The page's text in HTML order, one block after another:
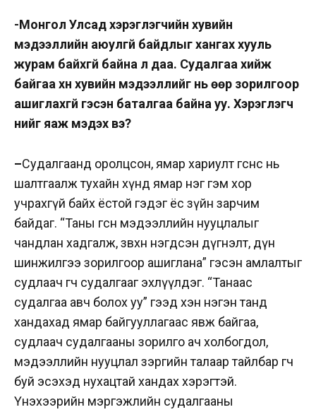
-Монгол Улсад хэрэглэгчийн хувийн
мэдээллийн аюулгүй байдлыг хангах хууль
журам байхгүй байна л даа. Судалгаа хийж
байгаа хүн хувийн мэдээллийг нь өөр зорилгоор
ашиглахгүй гэсэн баталгаа байна уу. Хэрэглэгч
үүнийг яаж мэдэх вэ?
–Судалгаанд оролцсон, ямар хариулт өгснөөс нь
шалтгаалж тухайн хүнд ямар нэг гэм хор
учрахгүй байх ёстой гэдэг ёс зүйн зарчим
байдаг. “Таны өгсөн мэдээллийн нууцлалыг
чандлан хадгалж, зөвхөн нэгдсэн дүгнэлт, дүн
шинжилгээ зорилгоор ашиглана” гэсэн амлалтыг
судлаач өгч судалгааг эхлүүлдэг. “Танаас
судалгаа авч болох уу” гээд хэн нэгэн танд
хандахад ямар байгууллагаас явж байгаа,
судлаач судалгааны зорилго ач холбогдол,
мэдээллийн нууцлал зэргийн талаар тайлбар өгч
буй эсэхэд нухацтай хандах хэрэгтэй.
Үнэхээрийн мэргэжлийн судалгааны